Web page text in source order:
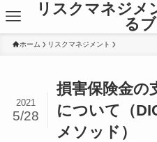
リスクマネジメ
る
ホーム リスクマネジメント
損害保険金の
について（
メソッド）
2021
5/28